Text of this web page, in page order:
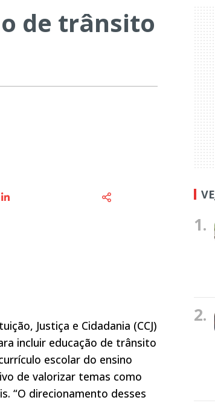
de trânsito
Justiça e Cidadania (CCJ)
incluir educação de trânsito
escolar do ensino
de valorizar temas como
“O direcionamento desses
1.
2.